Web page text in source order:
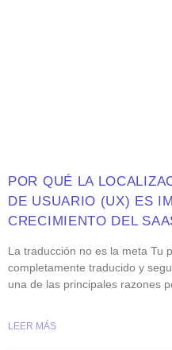
POR QUÉ LA
DE USUARIO (UX) ES
CRECIMIENTO DEL
La traducción no es la meta Tu
completamente traducido y
una de las principales razones
LEER MÁS